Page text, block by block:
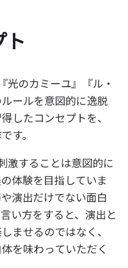
光のカミーユ』『ル・
ールを意図的に逸脱
したコンセプトを、
す。
激することは意図的に
体験を目指していま
演出だけでない面白
い方をすると、演出と
ませるのではなく、
を味わっていただく